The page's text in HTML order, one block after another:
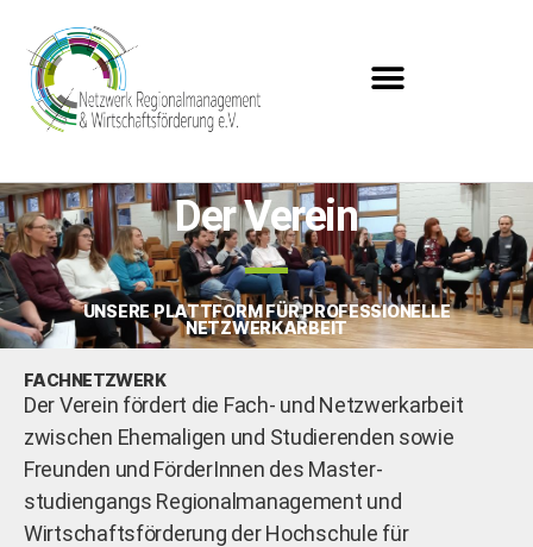
Der Verein
UNSERE PLATTFORM FÜR PROFESSIONELLE
NETZWERKARBEIT
FACHNETZWERK
Der Verein fördert die Fach- und Netzwerkarbeit
zwischen Ehemaligen und Studierenden sowie
Freunden und FörderInnen des Master-
studiengangs Regionalmanagement und
Wirtschaftsförderung der Hochschule für